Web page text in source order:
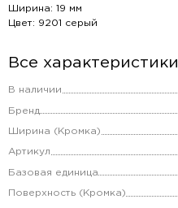
Ширина: 19 мм
Цвет: 9201 серый
Все характеристики
В наличии
Бренд
Ширина (Кромка)
Артикул
Базовая единица
Поверхность (Кромка)